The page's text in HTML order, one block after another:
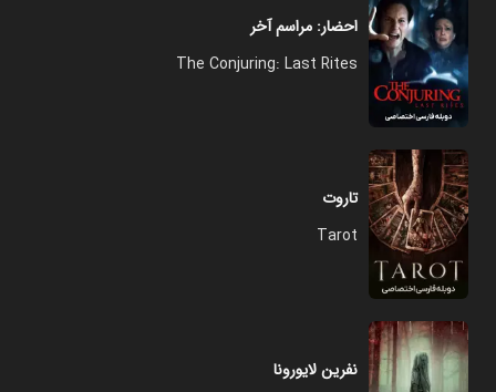
احضار: مراسم آخر
The Conjuring: Last Rites
تاروت
Tarot
نفرین لایورونا